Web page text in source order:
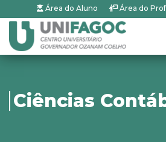
Área do Aluno Área do
Ciências